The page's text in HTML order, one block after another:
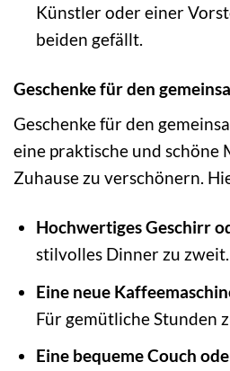
Künstler oder einer
beiden gefällt.
Geschenke für den
Geschenke für den
eine praktische und schöne
Zuhause zu verschönern.
Hochwertiges Geschirr
stilvolles Dinner zu zweit.
Eine neue
Für gemütliche Stunden
Eine bequeme Couch